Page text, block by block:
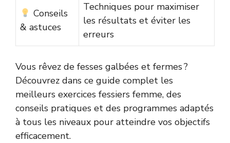
Conseils
& astuces
Techniques pour maximiser
les résultats et éviter les
erreurs
Vous rêvez de fesses galbées et fermes ?
Découvrez dans ce guide complet les
meilleurs exercices fessiers femme, des
conseils pratiques et des programmes adaptés
à tous les niveaux pour atteindre vos objectifs
efficacement.